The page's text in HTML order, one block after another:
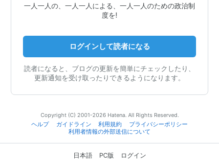
一人一人の、一人一人による、一人一人のための政治制
度を!
ログインして読者になる
読者になると、ブログの更新を簡単にチェックしたり、
更新通知を受け取ったりできるようになります。
Copyright (C) 2001-2026 Hatena. All Rights Reserved.
ヘルプ
ガイドライン 利用規約
プライバシーポリシー
利用者情報の外部送信について
日本語 PC版 ログイン